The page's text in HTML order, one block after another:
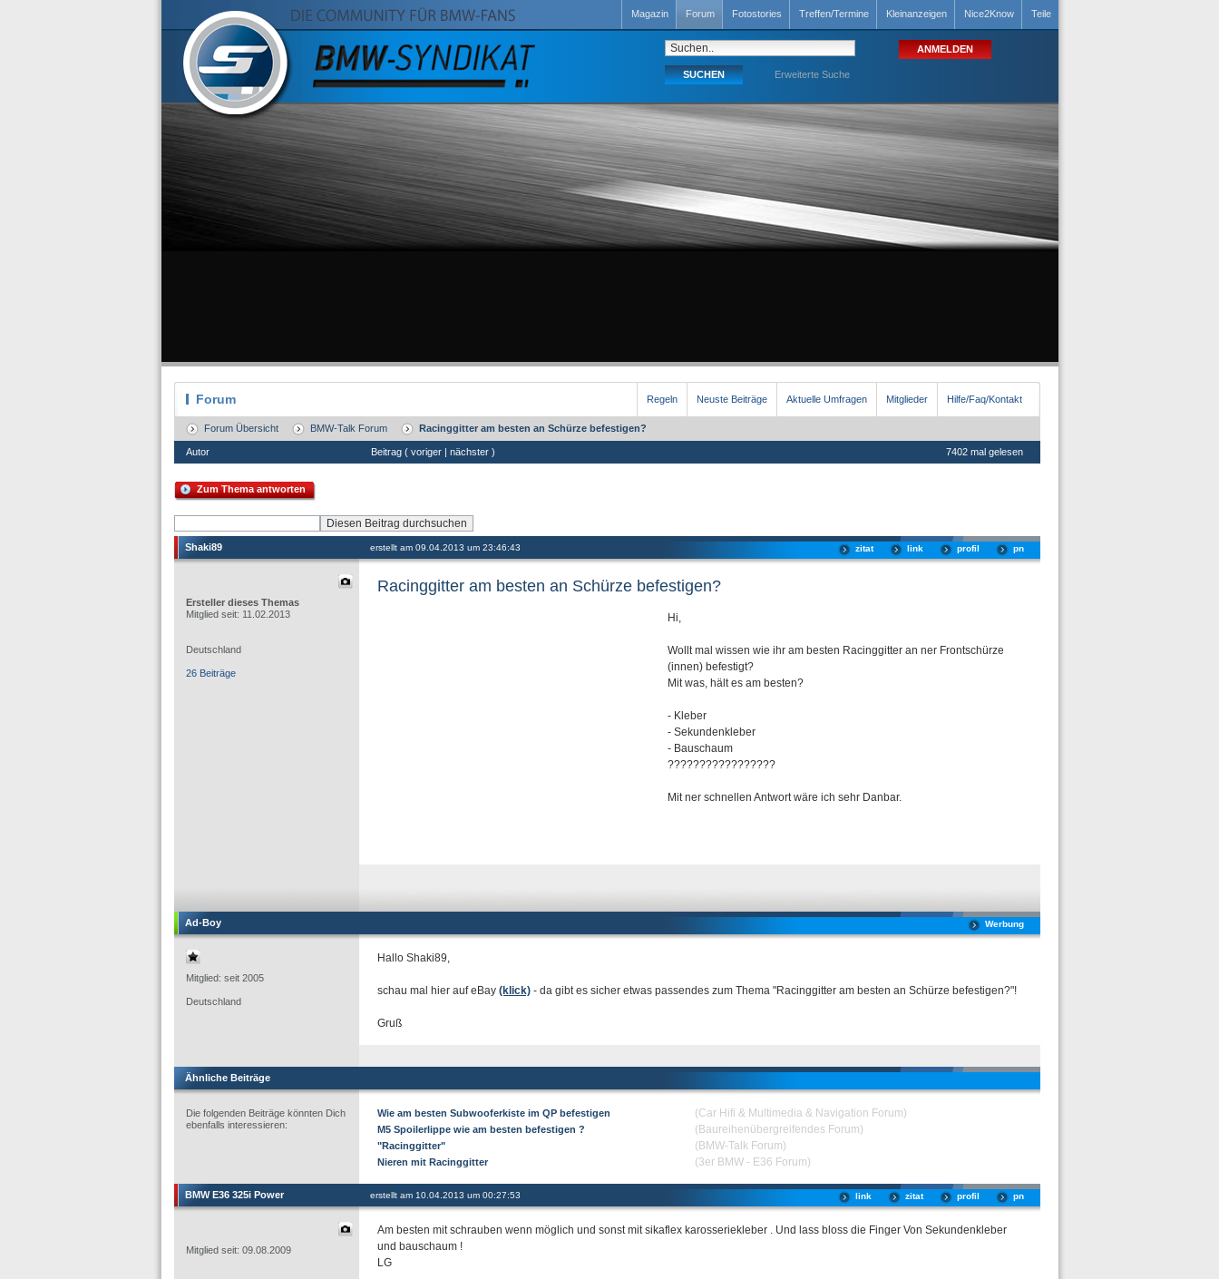
Magazin Forum Fotostories Treffen/Termine Kleinanzeigen Nice2Know Teile
Erweiterte Suche
Forum Regeln Neuste Beiträge Aktuelle Umfragen Mitglieder Hilfe/Faq/Kontakt
Forum Übersicht BMW-Talk Forum Racinggitter am besten an Schürze befestigen?
Autor Beitrag ( voriger | nächster ) 7402 mal gelesen
Zum Thema antworten
Shaki89 erstellt am 09.04.2013 um 23:46:43 pn
profil
link
zitat
Ersteller dieses Themas
Mitglied seit: 11.02.2013
Deutschland
26 Beiträge
Racinggitter am besten an Schürze befestigen?
Hi,
Wollt mal wissen wie ihr am besten Racinggitter an ner Frontschürze
(innen) befestigt?
Mit was, hält es am besten?
- Kleber
- Sekundenkleber
- Bauschaum
?????????????????
Mit ner schnellen Antwort wäre ich sehr Danbar.
Ad-Boy Werbung
Mitglied: seit 2005
Deutschland
Hallo Shaki89,
schau mal hier auf eBay (klick) - da gibt es sicher etwas passendes zum Thema "Racinggitter am besten an Schürze befestigen?"!
Gruß
Ähnliche Beiträge
Die folgenden Beiträge könnten Dich
ebenfalls interessieren:
Wie am besten Subwooferkiste im QP befestigen (Car Hifi & Multimedia & Navigation Forum)
M5 Spoilerlippe wie am besten befestigen ? (Baureihenübergreifendes Forum)
"Racinggitter" (BMW-Talk Forum)
Nieren mit Racinggitter (3er BMW - E36 Forum)
BMW E36 325i Power erstellt am 10.04.2013 um 00:27:53 pn
profil
zitat
link
Mitglied seit: 09.08.2009
Am besten mit schrauben wenn möglich und sonst mit sikaflex karosseriekleber . Und lass bloss die Finger Von Sekundenkleber
und bauschaum !
LG